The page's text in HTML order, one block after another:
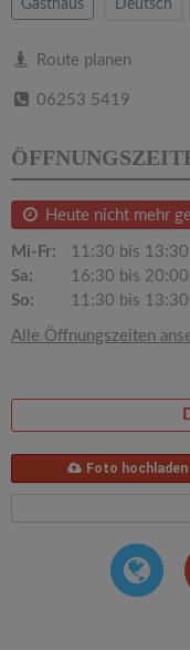
Gasthaus Deutsch
Route planen
06253 5419
Heute nicht mehr
Mi-Fr:
11:30 bis 13:30
Sa:
16:30 bis 20:00
So:
11:30 bis 13:30
Alle Öffnungszeiten
Foto hochladen
i
a